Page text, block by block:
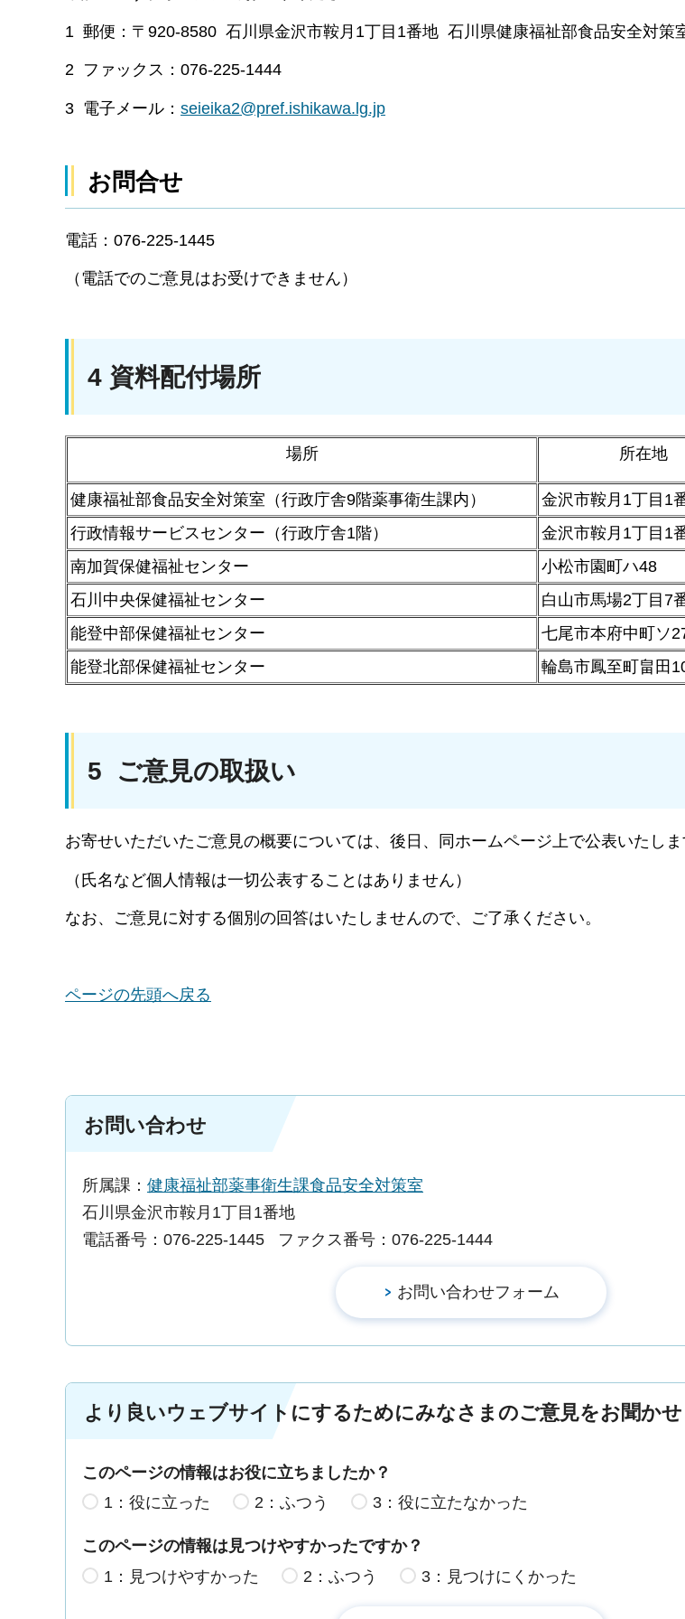
1 郵便：〒920-8580 石川県金沢市鞍月1丁目1番地 石川県健康福祉部食品安全対策
2 ファックス：076-225-1444
3 電子メール： seieika2@pref.ishikawa.lg.jp
お問合せ
電話：076-225-1445
（電話でのご意見はお受けできません）
4 資料配付場所
場所 所在地
健康福祉部食品安全対策室（行政庁舎9階薬事衛生課内） 金沢市鞍月1丁目1
行政情報サービスセンター（行政庁舎1階）
金沢市鞍月1丁目1
南加賀保健福祉センター
小松市園町ハ48
石川中央保健福祉センター
白山市馬場2丁目7
能登中部保健福祉センター
七尾市本府中町ソ
能登北部保健福祉センター
輪島市鳳至町畠田
5 ご意見の取扱い
お寄せいただいたご意見の概要については、後日、同ホームページ上で公表いたしま
（氏名など個人情報は一切公表することはありません）
なお、ご意見に対する個別の回答はいたしませんので、ご了承ください。
ページの先頭へ戻る
お問い合わせ
所属課： 健康福祉部薬事衛生課食品安全対策室
石川県金沢市鞍月1丁目1番地
電話番号：076-225-1445
ファクス番号：076-225-1444
より良いウェブサイトにするためにみなさまのご意見をお聞か
このページの情報はお役に立ちましたか？
1：役に立った
2：ふつう 3：役に立たなかった
このページの情報は見つけやすかったですか？
1：見つけやすかった
2：ふつう 3：見つけにくかった